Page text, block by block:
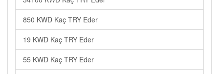
850 KWD Kaç TRY Eder
19 KWD Kaç TRY Eder
55 KWD Kaç TRY Eder